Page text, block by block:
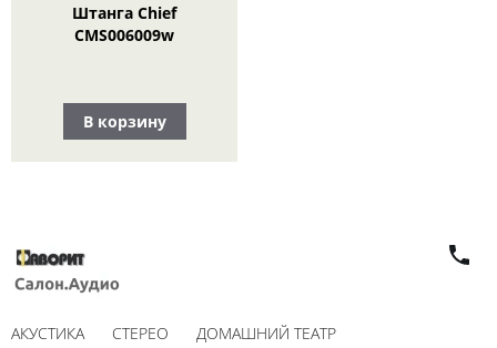
Штанга Chief
CMS006009w
В корзину
АКУСТИКА СТЕРЕО ДОМАШНИЙ ТЕАТР